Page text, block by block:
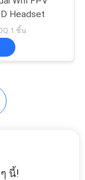
ย
Headset
ชิ้น
นี้!